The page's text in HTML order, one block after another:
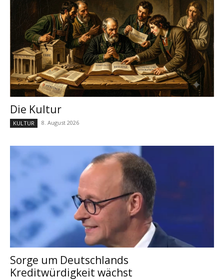
Die Kultur
KULTUR 8. August 2026
Sorge um Deutschlands
Kreditwürdigkeit wächst